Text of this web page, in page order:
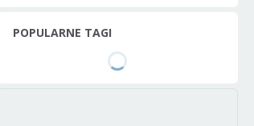
POPULARNE TAGI